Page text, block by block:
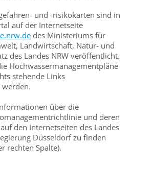
und -risikokarten sind in
auf der Internetseite
des Ministeriums für
Landwirtschaft, Natur- und
des Landes NRW veröffentlicht.
Hochwassermanagementpläne
stehende Links
über die
und deren
den Internetseiten des Landes
Düsseldorf zu finden
rechten Spalte).